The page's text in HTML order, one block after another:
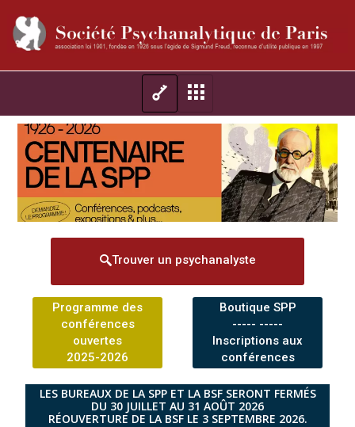
Trouver un psychanalyste
Programme des
conférences
ouvertes
2025-2026
Boutique SPP
----- -----
Inscriptions aux
conférences
LES BUREAUX DE LA SPP ET LA BSF SERONT FERMÉS
DU 30 JUILLET AU 31 AOÛT 2026
RÉOUVERTURE DE LA BSF LE 3 SEPTEMBRE 2026.